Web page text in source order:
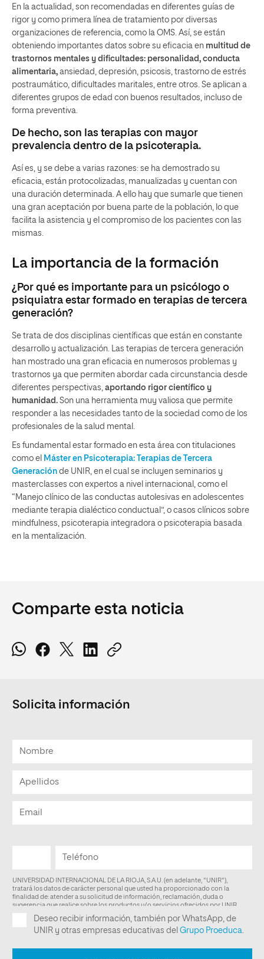
En la actualidad, son recomendadas en diferentes guías de
rigor y como primera línea de tratamiento por diversas
organizaciones de referencia, como la OMS. Así, se están
obteniendo importantes datos sobre su eficacia en multitud de
trastornos mentales y dificultades: personalidad, conducta
alimentaria, ansiedad, depresión, psicosis, trastorno de estrés
postraumático, dificultades maritales, entre otros. Se aplican a
diferentes grupos de edad con buenos resultados, incluso de
forma preventiva.
De hecho, son las terapias con mayor
prevalencia dentro de la psicoterapia.
Así es, y se debe a varias razones: se ha demostrado su
eficacia, están protocolizadas, manualizadas y cuentan con
una duración determinada. A ello hay que sumarle que tienen
una gran aceptación por buena parte de la población, lo que
facilita la asistencia y el compromiso de los pacientes con las
mismas.
La importancia de la formación
¿Por qué es importante para un psicólogo o
psiquiatra estar formado en terapias de tercera
generación?
Se trata de dos disciplinas científicas que están en constante
desarrollo y actualización. Las terapias de tercera generación
han mostrado una gran eficacia en numerosos problemas y
trastornos ya que permiten abordar cada circunstancia desde
diferentes perspectivas, aportando rigor científico y
humanidad. Son una herramienta muy valiosa que permite
responder a las necesidades tanto de la sociedad como de los
profesionales de la salud mental.
Es fundamental estar formado en esta área con titulaciones
como el Máster en Psicoterapia: Terapias de Tercera
Generación de UNIR, en el cual se incluyen seminarios y
masterclasses con expertos a nivel internacional, como el
“Manejo clínico de las conductas autolesivas en adolescentes
mediante terapia dialéctico conductual”, o casos clínicos sobre
mindfulness, psicoterapia integradora o psicoterapia basada
en la mentalización.
Comparte esta noticia
Solicita información